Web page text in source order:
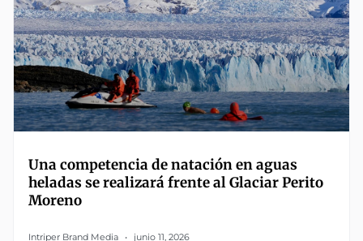
Una competencia de natación en aguas
heladas se realizará frente al Glaciar Perito
Moreno
Intriper Brand Media junio 11, 2026